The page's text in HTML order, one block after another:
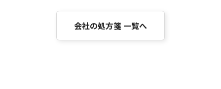
会社の処方箋 一覧へ